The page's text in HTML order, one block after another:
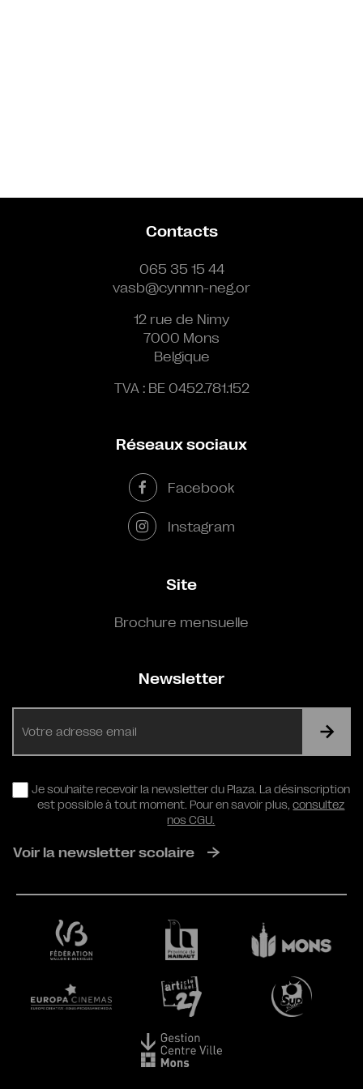
Contacts
065 35 15 44
vasb@cynmn-neg.or
12 rue de Nimy
7000 Mons
Belgique
TVA : BE 0452.781.152
Réseaux sociaux
Facebook
Instagram
Site
Brochure mensuelle
Newsletter
RGPD
Je souhaite recevoir la newsletter du Plaza. La désinscription
est possible à tout moment. Pour en savoir plus,consultez
nos CGU.
Voir la newsletter scolaire